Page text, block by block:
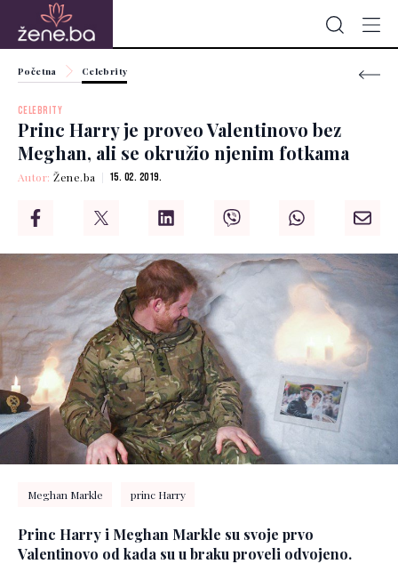
Početna Celebrity
CELEBRITY
Princ Harry je proveo Valentinovo bez
Meghan, ali se okružio njenim fotkama
Autor:Žene.ba 15. 02. 2019.
Meghan Markle princ Harry
Princ Harry i Meghan Markle su svoje prvo
Valentinovo od kada su u braku proveli odvojeno.